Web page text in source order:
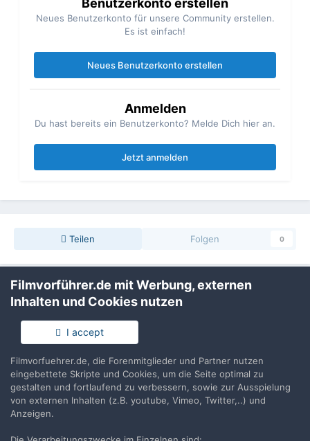
Benutzerkonto erstellen
Neues Benutzerkonto für unsere Community erstellen.
Es ist einfach!
Neues Benutzerkonto erstellen
Anmelden
Du hast bereits ein Benutzerkonto? Melde Dich hier an.
Jetzt anmelden
Teilen Folgen 0
Zur Themenübersicht
Filmvorführer.de via Google durchsuchen:
Sprache
Impressum / Datenschutzerklärung
Filmvorführer.de mit Werbung, externen
Inhalten und Cookies nutzen
I accept
Filmvorfuehrer.de, die Forenmitglieder und Partner nutzen
eingebettete Skripte und Cookies, um die Seite optimal zu
gestalten und fortlaufend zu verbessern, sowie zur Ausspielung
von externen Inhalten (z.B. youtube, Vimeo, Twitter,..) und
Anzeigen.